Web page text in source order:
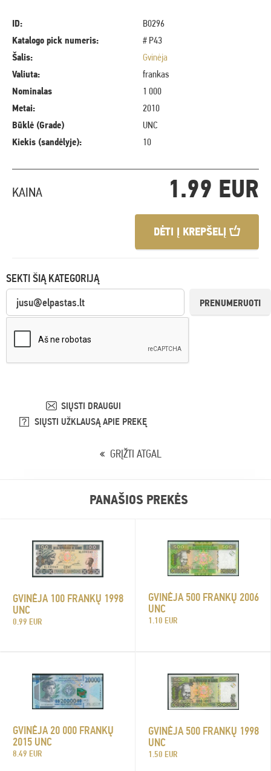
ID:
B0296
Katalogo pick numeris:
# P43
Šalis:
Gvinėja
Valiuta:
frankas
Nominalas
1 000
Metai:
2010
Būklė (Grade)
UNC
Kiekis (sandėlyje):
10
KAINA 1.99 EUR
DĖTI Į KREPŠELĮ
SEKTI ŠIĄ KATEGORIJĄ
PRENUMERUOTI
SIŲSTI DRAUGUI
SIŲSTI UŽKLAUSĄ APIE PREKĘ
GRĮŽTI ATGAL
PANAŠIOS PREKĖS
GVINĖJA 100 FRANKŲ 1998
UNC
0.99 EUR
GVINĖJA 500 FRANKŲ 2006
UNC
1.10 EUR
GVINĖJA 20 000 FRANKŲ
2015 UNC
8.49 EUR
GVINĖJA 500 FRANKŲ 1998
UNC
1.50 EUR